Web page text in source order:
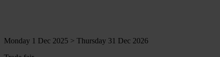
Monday 1 Dec 2025 > Thursday 31 Dec 2026